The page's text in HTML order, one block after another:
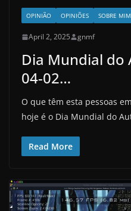
OPINIÃO OPINIÕES SOBRE MIM
April 2, 2025 gnmf
Dia Mundial do
04-02…
O que têm esta pessoas
hoje é o Dia Mundial do
Read More